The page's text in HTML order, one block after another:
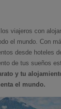
viajeros con
el mundo. Con
desde hoteles
de tus sueños
y tu
el mundo.